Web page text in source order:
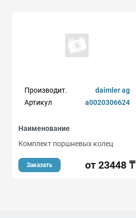
Производит.
daimler ag
Артикул
a0020306624
Наименование
Комплект поршневых колец
Заказать от 23448 ₸